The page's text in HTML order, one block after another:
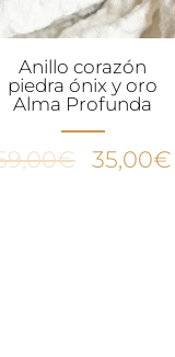
Anillo corazón
piedra ónix y oro
Alma Profunda
€
El
35,00€